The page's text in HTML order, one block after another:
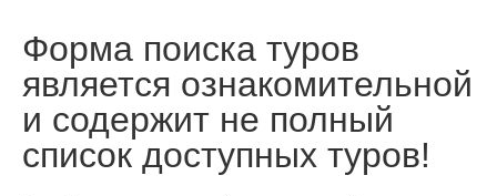
Форма поиска туров
является ознакомительной
и содержит не полный
список доступных туров!